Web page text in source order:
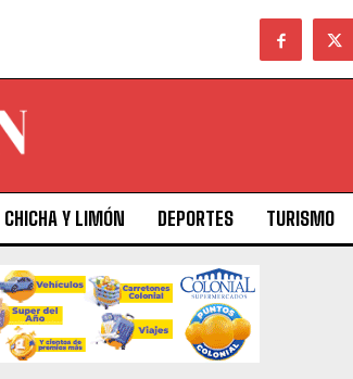
CHICHA Y LIMÓN DEPORTES TURISMO